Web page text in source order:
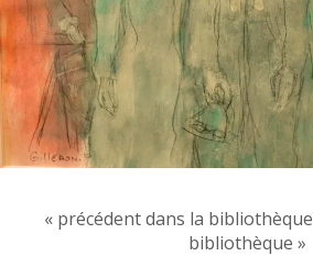
« précédent dans la bibliothèque
bibliothèque »